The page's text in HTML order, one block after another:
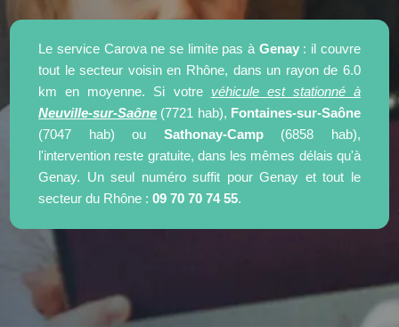
Le service Carova ne se limite pas à Genay: il couvre
tout le secteur voisin en Rhône, dans un rayon de 6.0
km en moyenne. Si votre véhicule est stationné à
Neuville-sur-Saône (7721 hab), Fontaines-sur-Saône
(7047 hab) ou Sathonay-Camp(6858 hab),
l'intervention reste gratuite, dans les mêmes délais qu'à
Genay. Un seul numéro suffit pour Genay et tout le
secteur du Rhône :09 70 70 74 55.